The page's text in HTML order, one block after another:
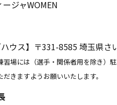
ジャWOMEN
ハウス】〒331-8585 埼玉県
場には（選手・関係者用を除き）
きますようお願いいたします。